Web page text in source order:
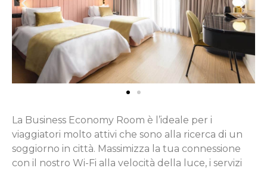
La Business Economy Room è l’ideale per i
viaggiatori molto attivi che sono alla ricerca di un
soggiorno in città. Massimizza la tua connessione
con il nostro Wi-Fi alla velocità della luce, i servizi